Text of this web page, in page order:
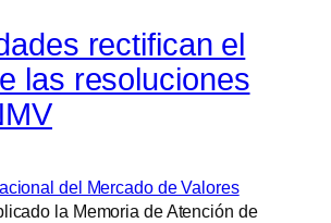
rectifican el
las resoluciones
del Mercado de Valores
la Memoria de Atención de